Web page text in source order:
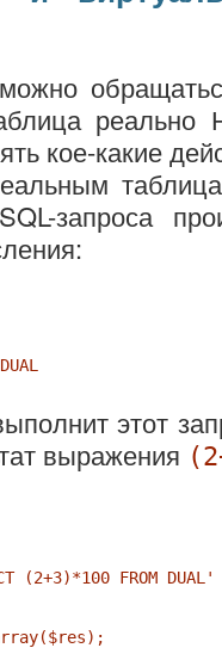
реально
кое-какие
запроса
этот
выражения
(2+3)*100 FROM DUAL'
$res);